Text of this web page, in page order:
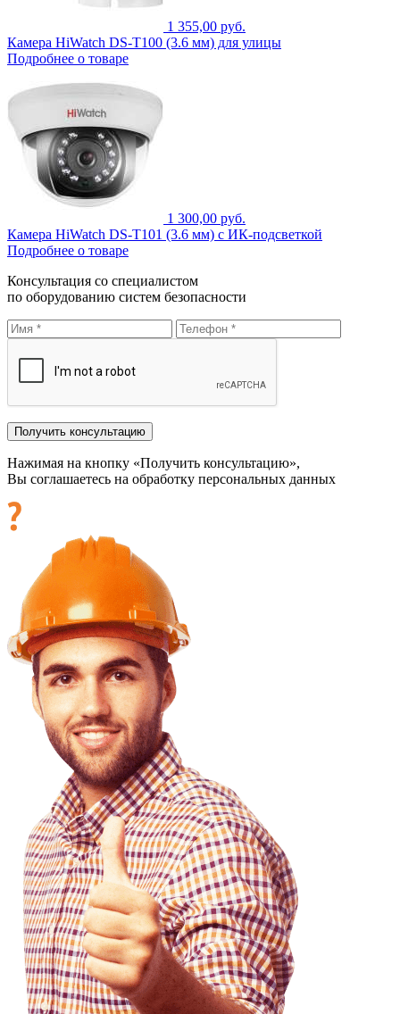
1 355,00 руб.
Камера HiWatch DS-T100 (3.6 мм) для улицы
Подробнее о товаре
1 300,00 руб.
Камера HiWatch DS-T101 (3.6 мм) с ИК-подсветкой
Подробнее о товаре
Консультация со специалистом
по оборудованию систем безопасности
Нажимая на кнопку «Получить консультацию»,
Вы соглашаетесь на обработку персональных данных